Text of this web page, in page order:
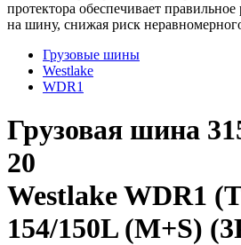
протектора обеспечивает правильное
на шину, снижая риск
Грузовые шины
Westlake
WDR1
Грузовая шина
20
Westlake WDR1
154/150L (M+S)